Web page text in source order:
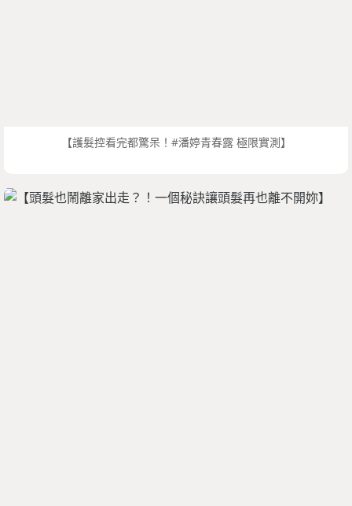
【護髮控看完都驚呆！#潘婷青春露 極限實測】